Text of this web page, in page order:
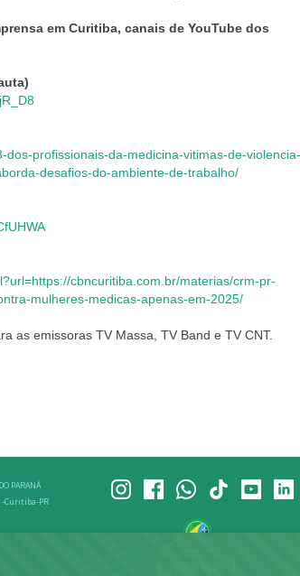
em Curitiba, canais de YouTube dos
profissionais-da-medicina-vitimas-de-violencia-
desafios-do-ambiente-de-trabalho/
cbncuritiba.com.br/materias/crm-pr-
mulheres-medicas-apenas-em-2025/
as emissoras TV Massa, TV Band e TV CNT.
PARANÁ
-Curitiba-PR